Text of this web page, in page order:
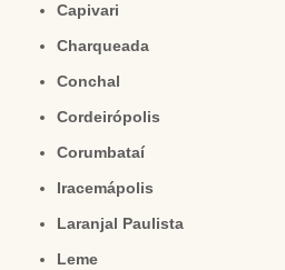
Capivari
Charqueada
Conchal
Cordeirópolis
Corumbataí
Iracemápolis
Laranjal Paulista
Leme